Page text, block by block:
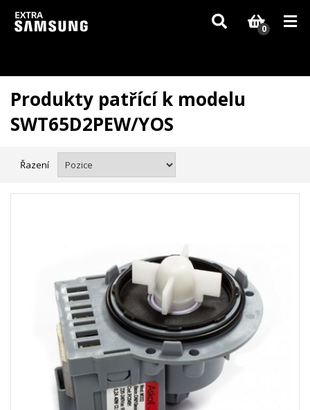
Vzhledem k aktuální situaci se může dodání dílů, které nejsou skladem,
zpozdit. Děkujeme za pochopení.
0
Produkty patřící k modelu
SWT65D2PEW/YOS
Řazení